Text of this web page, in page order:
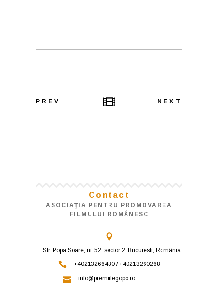
PREV NEXT
Contact
ASOCIAŢIA PENTRU PROMOVAREA
FILMULUI ROMÂNESC
Str. Popa Soare, nr. 52, sector 2, Bucuresti, România
+40213266480 / +40213260268
info@premiilegopo.ro